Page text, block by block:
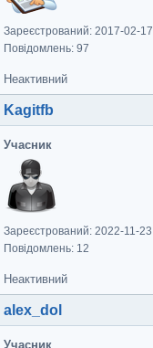
Зареєстрований: 2017-02-17
Повідомлень: 97
Неактивний
Kagitfb
Учасник
Зареєстрований: 2022-11-23
Повідомлень: 12
Неактивний
alex_dol
Учасник